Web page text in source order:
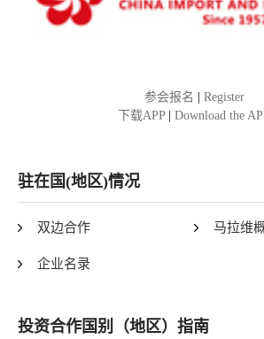
参会报名
Register
下载APP
Download the
驻在国(地区)情况
双边合作 马拉维
企业名录
投资合作国别（地区）指南